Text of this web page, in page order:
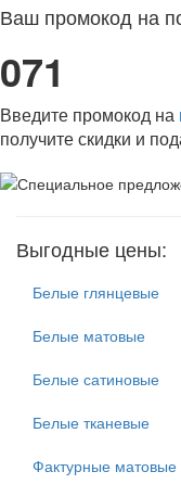
Ваш промокод на
071
Введите промокод на
получите скидки и
Выгодные цены:
Белые глянцевые
Белые матовые
Белые сатиновые
Белые тканевые
Фактурные матовые